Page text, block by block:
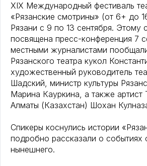
XIX Международный фестиваль
«Рязанские смотрины» (от 6+ до
Рязани с 9 по 13 сентября. Этому
посвящена пресс-конференция 7
местными журналистами
Рязанского театра кукол
художественный руководитель
Шадский, министр культуры
Марина Кауркина, а также артист
Алматы (Казахстан) Шохан
Спикеры коснулись истории
подробно рассказали о событиях
нынешнего.